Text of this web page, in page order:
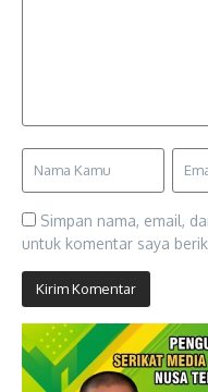
Simpan nama, email,
untuk komentar saya